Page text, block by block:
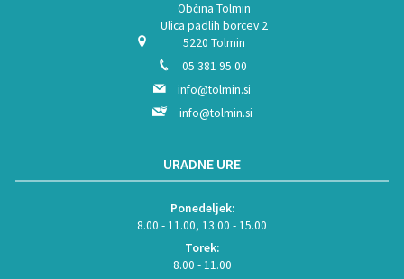
Občina Tolmin
Ulica padlih borcev 2
5220 Tolmin
05 381 95 00
info@tolmin.si
info@tolmin.si
URADNE URE
Ponedeljek:
8.00 - 11.00, 13.00 - 15.00
Torek:
8.00 - 11.00